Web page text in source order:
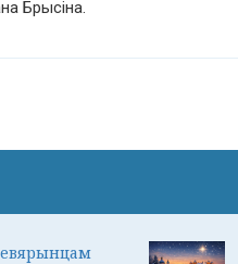
Брысіна.